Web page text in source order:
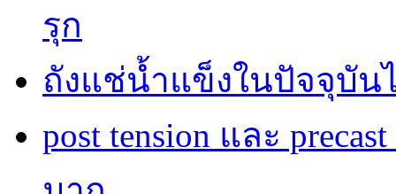
รุก
ถังแช่น้ำแข็งในปัจจุบัน
post tension และ